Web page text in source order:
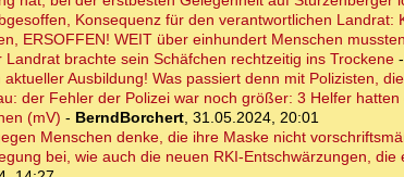
Konsequenz für den verantwortlichen Landrat:
ERSOFFEN! WEIT über einhundert Menschen
brachte sein Schäfchen rechtzeitig ins Trockene-
Ausbildung! Was passiert denn mit Polizisten,
der Fehler der Polizei war noch größer: 3 Helfer
(mV) - BerndBorchert, 31.05.2024, 20:01
Menschen denke, die ihre Maske nicht
bei, wie auch die neuen RKI-Entschwärzungen,